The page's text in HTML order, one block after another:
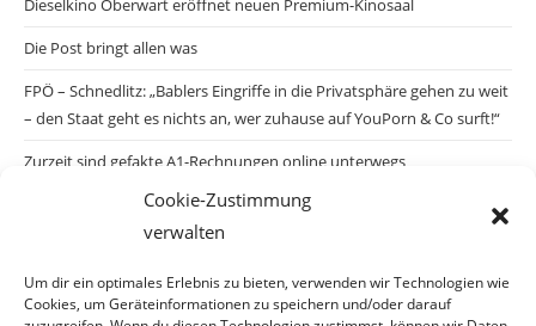
Cookie-Zustimmung
verwalten
Um dir ein optimales Erlebnis zu bieten, verwenden wir Technologien wie
Cookies, um Geräteinformationen zu speichern und/oder darauf
Dieselkino Oberwart eröffnet neuen Premium-Kinosaal
Die Post bringt allen was
FPÖ – Schnedlitz: „Bablers Eingriffe in die Privatsphäre gehen zu weit
– den Staat geht es nichts an, wer zuhause auf YouPorn & Co surft!“
Zurzeit sind gefakte A1-Rechnungen online unterwegs
Salzburgs Juden und ihre Sicherheit: „Erst nach einem Anschlag wäre
die Gefahr endlich konkret!“
Biologisches Wunder in Ceuta
Ein vermeintliches Abschiebemärchen